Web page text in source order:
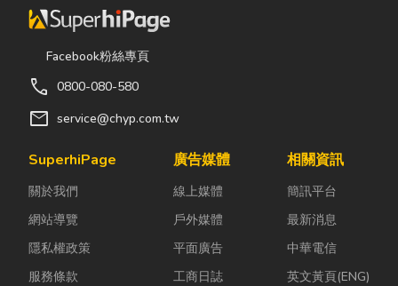
速完成開挖、
整地與回填工
作，更能大幅
間，提高工程
效率。對許多
言，從農田整
平，到住宅基
礎開挖，挖土
機早已成為...
主每天回家開
隨刺耳的金屬
實，門片故障
要花大錢將整
僅能快速排除
長家電使用壽
命，降...
Facebook粉絲專頁
call 0800-080-580
mail service@chyp.com.tw
SuperhiPage
關於我們
網站導覽
隱私權政策
服務條款
廣告媒體
線上媒體
戶外媒體
平面廣告
工商日誌
相關資訊
簡訊平台
最新消息
中華電信
英文黃頁(ENG)